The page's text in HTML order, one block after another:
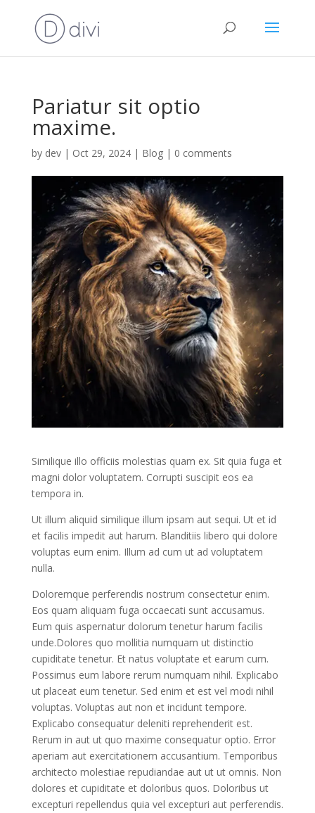
Pariatur sit optio
maxime.
by dev| Oct 29, 2024| Blog| 0 comments
Similique illo officiis molestias quam ex. Sit quia fuga et
magni dolor voluptatem. Corrupti suscipit eos ea
tempora in.
Ut illum aliquid similique illum ipsam aut sequi. Ut et id
et facilis impedit aut harum. Blanditiis libero qui dolore
voluptas eum enim. Illum ad cum ut ad voluptatem
nulla.
Doloremque perferendis nostrum consectetur enim.
Eos quam aliquam fuga occaecati sunt accusamus.
Eum quis aspernatur dolorum tenetur harum facilis
unde.Dolores quo mollitia numquam ut distinctio
cupiditate tenetur. Et natus voluptate et earum cum.
Possimus eum labore rerum numquam nihil. Explicabo
ut placeat eum tenetur. Sed enim et est vel modi nihil
voluptas. Voluptas aut non et incidunt tempore.
Explicabo consequatur deleniti reprehenderit est.
Rerum in aut ut quo maxime consequatur optio. Error
aperiam aut exercitationem accusantium. Temporibus
architecto molestiae repudiandae aut ut ut omnis. Non
dolores et cupiditate et doloribus quos. Doloribus ut
excepturi repellendus quia vel excepturi aut perferendis.